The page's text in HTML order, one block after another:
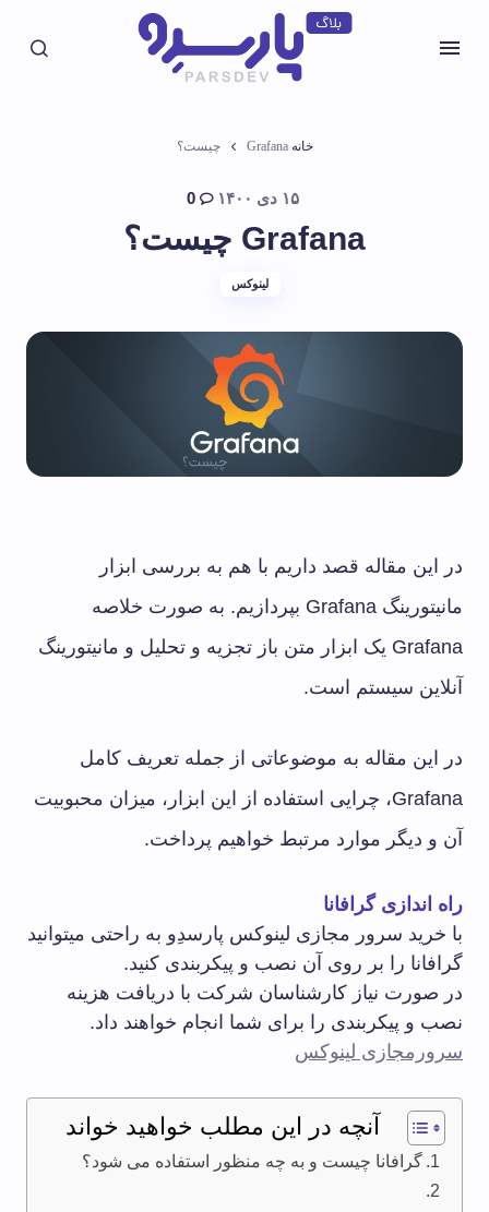
خانه Grafana چیست؟
۱۵ دی ۱۴۰۰ 0
Grafana چیست؟
لینوکس
در این مقاله قصد داریم با هم به بررسی ابزار
مانیتورینگ Grafana بپردازیم. به صورت خلاصه
Grafana یک ابزار متن باز تجزیه و تحلیل و مانیتورینگ
آنلاین سیستم است.
در این مقاله به موضوعاتی از جمله تعریف کامل
Grafana، چرایی استفاده از این ابزار، میزان محبوبیت
آن و دیگر موارد مرتبط خواهیم پرداخت.
راه اندازی گرافانا
با خرید سرور مجازی لینوکس پارسدِو به راحتی میتوانید
گرافانا را بر روی آن نصب و پیکربندی کنید.
در صورت نیاز کارشناسان شرکت با دریافت هزینه
نصب و پیکربندی را برای شما انجام خواهند داد.
سرورمجازی لینوکس
آنچه در این مطلب خواهید خواند
گرافانا چیست و به چه منظور استفاده می شود؟